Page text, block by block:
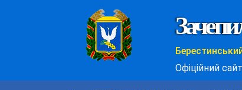
Офіційний сайт